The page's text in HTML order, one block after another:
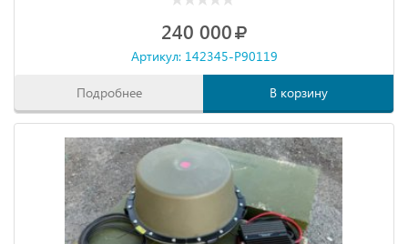
240 000
Артикул: 142345-P90119
Подробнее В корзину